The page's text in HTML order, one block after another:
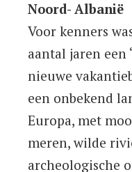
Noord- Albanië
Voor kenners
aantal jaren een
nieuwe
een onbekend
Europa, met
meren, wilde
archeologische